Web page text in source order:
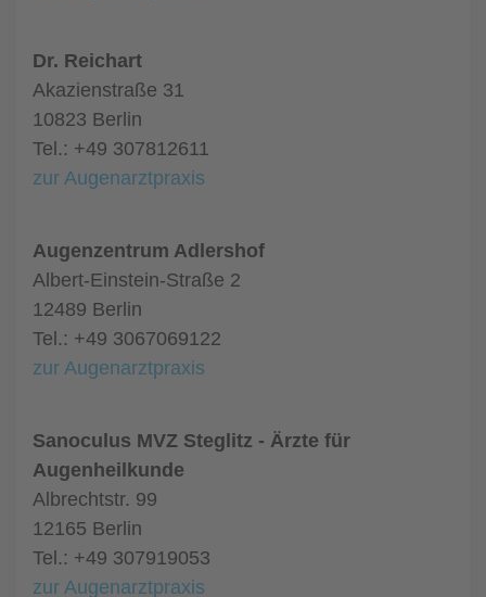
Dr. Reichart
Akazienstraße 31
10823 Berlin
Tel.: +49 307812611
zur Augenarztpraxis
Augenzentrum Adlershof
Albert-Einstein-Straße 2
12489 Berlin
Tel.: +49 3067069122
zur Augenarztpraxis
Sanoculus MVZ Steglitz - Ärzte für
Augenheilkunde
Albrechtstr. 99
12165 Berlin
Tel.: +49 307919053
zur Augenarztpraxis